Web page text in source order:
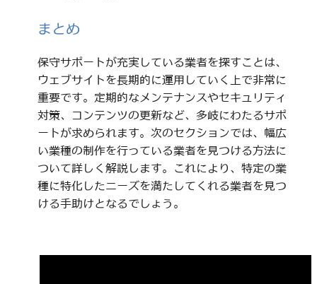
まとめ
保守サポートが充実している業者を探すことは、
ウェブサイトを長期的に運用していく上で非常に
重要です。定期的なメンテナンスやセキュリティ
対策、コンテンツの更新など、多岐にわたるサポ
ートが求められます。次のセクションでは、幅広
い業種の制作を行っている業者を見つける方法に
ついて詳しく解説します。これにより、特定の業
種に特化したニーズを満たしてくれる業者を見つ
ける手助けとなるでしょう。